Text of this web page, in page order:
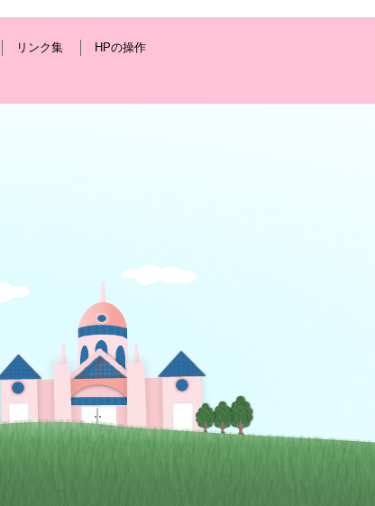
リンク集
HPの操作